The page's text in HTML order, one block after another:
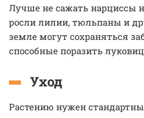
Лучше не сажать нарциссы
росли лилии, тюльпаны и
земле могут сохраняться
способные поразить
Уход
Растению нужен